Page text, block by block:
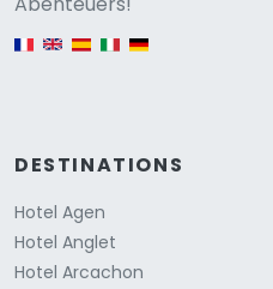
English version
DESTINATIONS
Hotel Agen
Hotel Anglet
Hotel Arcachon